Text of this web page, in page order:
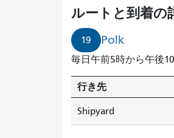
ルートと到着の
19 Polk
毎日午前5時から午後
行き先
Shipyard